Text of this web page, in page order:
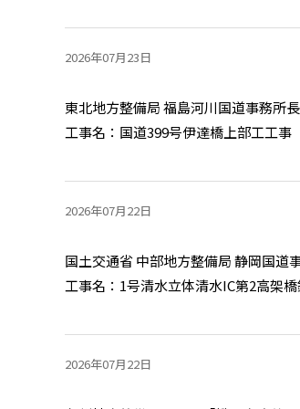
2026年07月23日
東北地方整備局 福島河川国道事務所
工事名：国道399号伊達橋上部工工事
2026年07月22日
国土交通省 中部地方整備局 静岡国道
工事名：1号清水立体清水IC第2高架
2026年07月22日